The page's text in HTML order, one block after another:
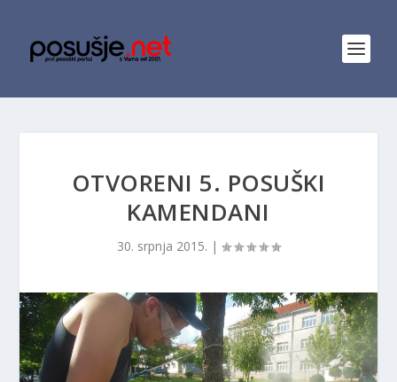
OTVORENI 5. POSUŠKI
KAMENDANI
30. srpnja 2015. |